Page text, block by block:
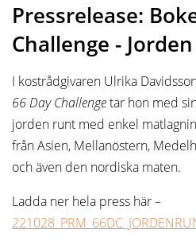
Pressrelease:
Challenge -
I kostrådgivaren Ulrika
66 Day Challengetar hon med
jorden runt med enkel
från Asien, Mellanöstern,
och även den nordiska maten.
Ladda ner hela press här –